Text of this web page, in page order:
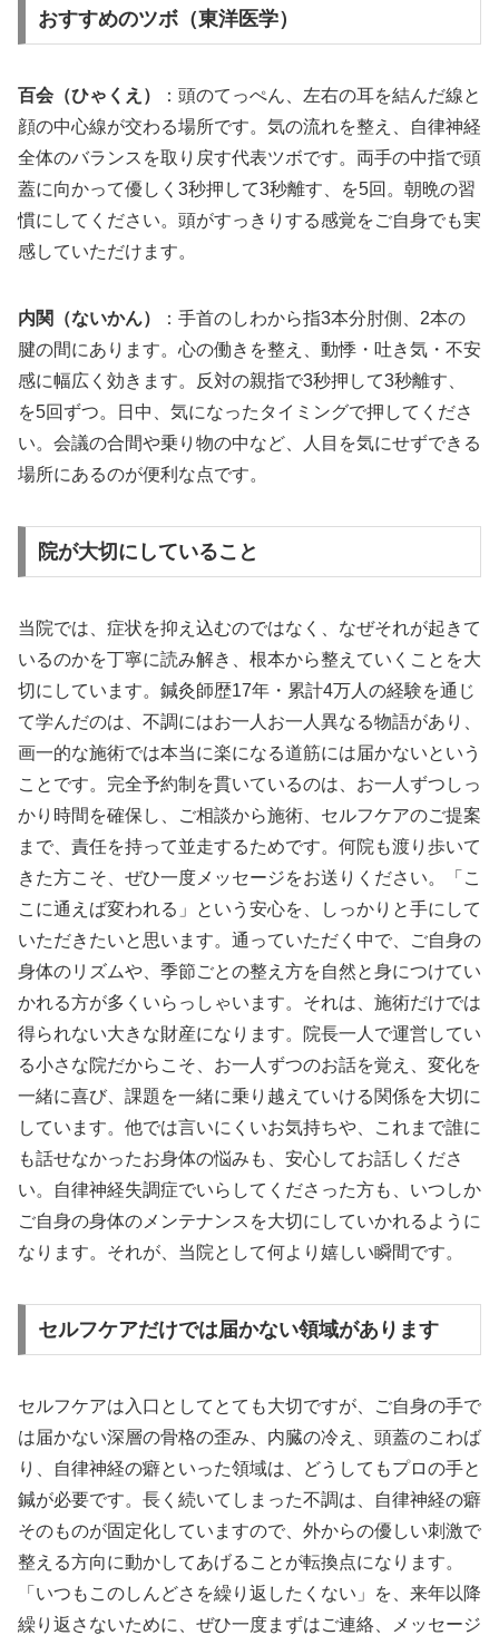
おすすめのツボ（東洋医学）
百会（ひゃくえ）
：頭のてっぺん、左右の耳を結んだ線と
顔の中心線が交わる場所です。気の流れを整え、自律神経
全体のバランスを取り戻す代表ツボです。両手の中指で頭
蓋に向かって優しく3秒押して3秒離す、を5回。朝晩の習
慣にしてください。頭がすっきりする感覚をご自身でも実
感していただけます。
内関（ないかん）
：手首のしわから指3本分肘側、2本の
腱の間にあります。心の働きを整え、動悸・吐き気・不安
感に幅広く効きます。反対の親指で3秒押して3秒離す、
を5回ずつ。日中、気になったタイミングで押してくださ
い。会議の合間や乗り物の中など、人目を気にせずできる
場所にあるのが便利な点です。
院が大切にしていること
当院では、症状を抑え込むのではなく、なぜそれが起きて
いるのかを丁寧に読み解き、根本から整えていくことを大
切にしています。鍼灸師歴17年・累計4万人の経験を通じ
て学んだのは、不調にはお一人お一人異なる物語があり、
画一的な施術では本当に楽になる道筋には届かないという
ことです。完全予約制を貫いているのは、お一人ずつしっ
かり時間を確保し、ご相談から施術、セルフケアのご提案
まで、責任を持って並走するためです。何院も渡り歩いて
きた方こそ、ぜひ一度メッセージをお送りください。「こ
こに通えば変われる」という安心を、しっかりと手にして
いただきたいと思います。通っていただく中で、ご自身の
身体のリズムや、季節ごとの整え方を自然と身につけてい
かれる方が多くいらっしゃいます。それは、施術だけでは
得られない大きな財産になります。院長一人で運営してい
る小さな院だからこそ、お一人ずつのお話を覚え、変化を
一緒に喜び、課題を一緒に乗り越えていける関係を大切に
しています。他では言いにくいお気持ちや、これまで誰に
も話せなかったお身体の悩みも、安心してお話しくださ
い。自律神経失調症でいらしてくださった方も、いつしか
ご自身の身体のメンテナンスを大切にしていかれるように
なります。それが、当院として何より嬉しい瞬間です。
セルフケアだけでは届かない領域があります
セルフケアは入口としてとても大切ですが、ご自身の手で
は届かない深層の骨格の歪み、内臓の冷え、頭蓋のこわば
り、自律神経の癖といった領域は、どうしてもプロの手と
鍼が必要です。長く続いてしまった不調は、自律神経の癖
そのものが固定化していますので、外からの優しい刺激で
整える方向に動かしてあげることが転換点になります。
「いつもこのしんどさを繰り返したくない」を、来年以降
繰り返さないために、ぜひ一度まずはご連絡、メッセージ